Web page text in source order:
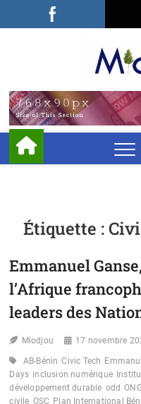
Facebook
LinkedIn
Étiquette :
Emmanuel
l’Afrique
leaders des
Miodjou 17 novembre
AB-Bénin Civic Tech
Days inclusion numérique
développement durable odd
civile OSC Plan International